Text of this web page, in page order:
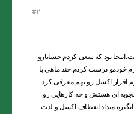
#2
بود که سعی کردم حسابارو
خودمو درست کردم.چند ماهی با
افزار اکسل رو بهم معرفی کرد
ای هستش و چه کارهایی رو
میداد انعطاف اکسل و لذت